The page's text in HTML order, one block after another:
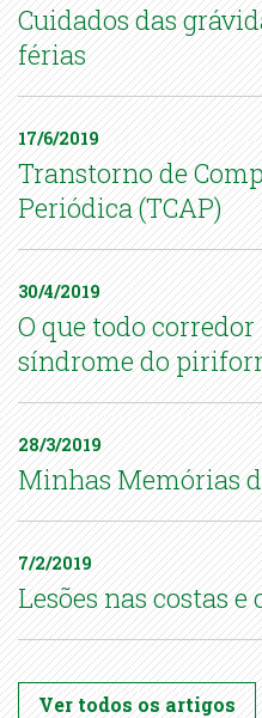
Cuidados das
férias
17/6/2019
Transtorno de
Periódica (TCAP)
30/4/2019
O que todo
síndrome do
28/3/2019
Minhas Memórias
7/2/2019
Lesões nas costas
Ver todos os artigos